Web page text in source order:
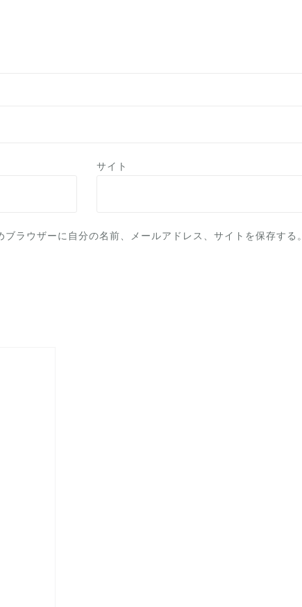
サイト
ラウザーに自分の名前、メールアドレス、サイトを保存する。